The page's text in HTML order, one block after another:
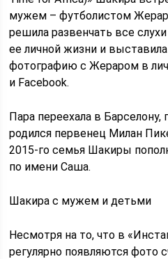
мужем – футболистом
решила развенчать все
ее личной жизни и
фотографию с Жераром в
и Facebook.
Пара переехала в Барселону,
родился первенец Милан
2015-го семья Шакиры
по имени Саша.
Шакира с мужем и детьми
Несмотря на то, что в
регулярно появляются фото